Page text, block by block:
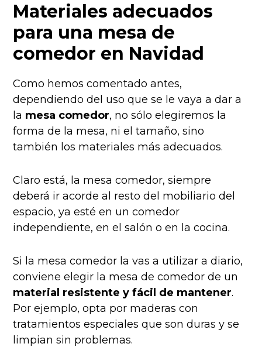
Materiales adecuados
para una mesa de
comedor en Navidad
Como hemos comentado antes,
dependiendo del uso que se le vaya a dar a
la mesa comedor, no sólo elegiremos la
forma de la mesa, ni el tamaño, sino
también los materiales más adecuados.
Claro está, la mesa comedor, siempre
deberá ir acorde al resto del mobiliario del
espacio, ya esté en un comedor
independiente, en el salón o en la cocina.
Si la mesa comedor la vas a utilizar a diario,
conviene elegir la mesa de comedor de un
material resistente y fácil de mantener.
Por ejemplo, opta por maderas con
tratamientos especiales que son duras y se
limpian sin problemas.